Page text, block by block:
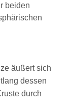
beiden
äußert sich
dessen
durch